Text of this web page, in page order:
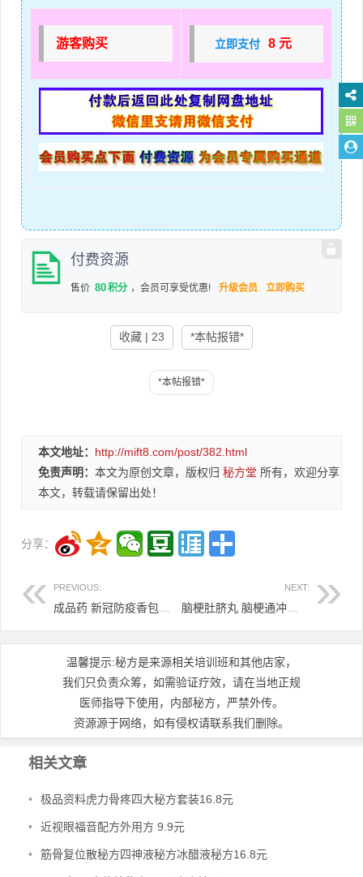
游客购买 立即支付 8 元
付费资源
售价 80积分 ，会员可享受优惠! 升级会员 立即购买
收藏 | 23 *本帖报错*
本文地址： http://mift8.com/post/382.html
免责声明： 本文为原创文章，版权归 秘方堂 所有，欢迎分享
本文，转载请保留出处！
分享：
PREVIOUS: NEXT:
温馨提示:秘方是来源相关培训班和其他店家，
我们只负责众筹，如需验证疗效，请在当地正规
医师指导下使用，内部秘方，严禁外传。
资源源于网络，如有侵权请联系我们删除。
相关文章
• 极品资料虎力骨疼四大秘方套装16.8元
• 近视眼福音配方外用方 9.9元
• 筋骨复位散秘方四神液秘方冰醋液秘方16.8元